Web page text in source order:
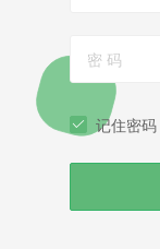
记住密码